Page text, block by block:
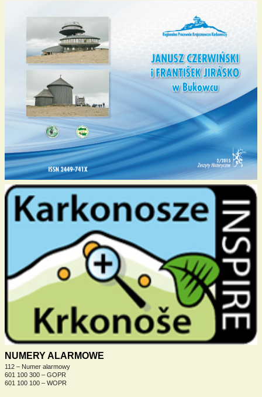
NUMERY ALARMOWE
112 – Numer alarmowy
601 100 300 – GOPR
601 100 100 – WOPR